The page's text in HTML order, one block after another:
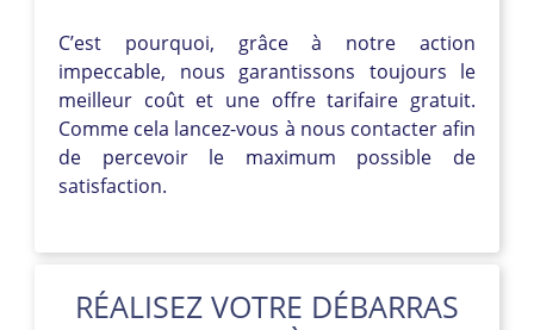
C’est pourquoi, grâce à notre action
impeccable, nous garantissons toujours le
meilleur coût et une offre tarifaire gratuit.
Comme cela lancez-vous à nous contacter afin
de percevoir le maximum possible de
satisfaction.
RÉALISEZ VOTRE DÉBARRAS